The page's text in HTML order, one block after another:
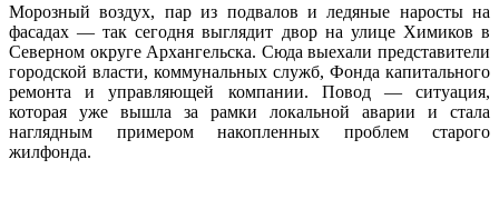
Морозный воздух, пар из подвалов и ледяные наросты на
фасадах — так сегодня выглядит двор на улице Химиков в
Северном округе Архангельска. Сюда выехали представители
городской власти, коммунальных служб, Фонда капитального
ремонта и управляющей компании. Повод — ситуация,
которая уже вышла за рамки локальной аварии и стала
наглядным примером накопленных проблем старого
жилфонда.